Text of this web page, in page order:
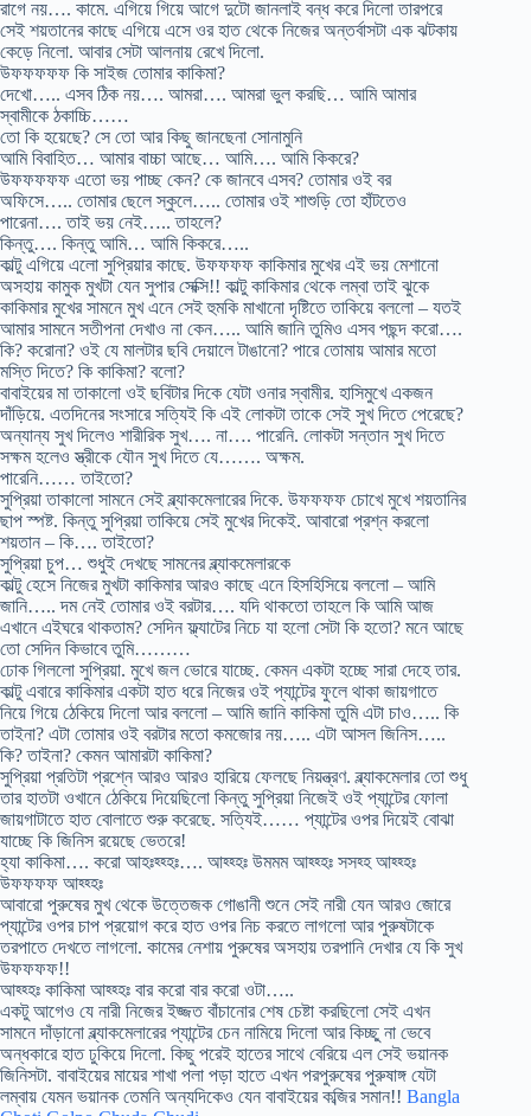
রাগে নয়…. কামে. এগিয়ে গিয়ে আগে দুটো জানলাই বন্ধ করে দিলো তারপরে
সেই শয়তানের কাছে এগিয়ে এসে ওর হাত থেকে নিজের অন্তর্বাসটা এক ঝটকায়
কেড়ে নিলো. আবার সেটা আলনায় রেখে দিলো.
উফফফফফ কি সাইজ তোমার কাকিমা?
দেখো….. এসব ঠিক নয়…. আমরা…. আমরা ভুল করছি… আমি আমার
স্বামীকে ঠকাচ্চি……
তো কি হয়েছে? সে তো আর কিছু জানছেনা সোনামুনি
আমি বিবাহিত… আমার বাচ্চা আছে… আমি…. আমি কিকরে?
উফফফফফ এতো ভয় পাচ্ছ কেন? কে জানবে এসব? তোমার ওই বর
অফিসে….. তোমার ছেলে স্কুলে….. তোমার ওই শাশুড়ি তো হাঁটতেও
পারেনা…. তাই ভয় নেই….. তাহলে?
কিন্তু…. কিন্তু আমি… আমি কিকরে…..
কাল্টু এগিয়ে এলো সুপ্রিয়ার কাছে. উফফফফ কাকিমার মুখের এই ভয় মেশানো
অসহায় কামুক মুখটা যেন সুপার সেক্সি!! কাল্টু কাকিমার থেকে লম্বা তাই ঝুকে
কাকিমার মুখের সামনে মুখ এনে সেই হুমকি মাখানো দৃষ্টিতে তাকিয়ে বললো – যতই
আমার সামনে সতীপনা দেখাও না কেন….. আমি জানি তুমিও এসব পছন্দ করো….
কি? করোনা? ওই যে মালটার ছবি দেয়ালে টাঙানো? পারে তোমায় আমার মতো
মস্তি দিতে? কি কাকিমা? বলো?
বাবাইয়ের মা তাকালো ওই ছবিটার দিকে যেটা ওনার স্বামীর. হাসিমুখে একজন
দাঁড়িয়ে. এতদিনের সংসারে সত্যিই কি এই লোকটা তাকে সেই সুখ দিতে পেরেছে?
অন্যান্য সুখ দিলেও শারীরিক সুখ…. না…. পারেনি. লোকটা সন্তান সুখ দিতে
সক্ষম হলেও স্ত্রীকে যৌন সুখ দিতে যে……. অক্ষম.
পারেনি…… তাইতো?
সুপ্রিয়া তাকালো সামনে সেই ব্ল্যাকমেলারের দিকে. উফফফফ চোখে মুখে শয়তানির
ছাপ স্পষ্ট. কিন্তু সুপ্রিয়া তাকিয়ে সেই মুখের দিকেই. আবারো প্রশ্ন করলো
শয়তান – কি…. তাইতো?
সুপ্রিয়া চুপ… শুধুই দেখছে সামনের ব্ল্যাকমেলারকে
কাল্টু হেসে নিজের মুখটা কাকিমার আরও কাছে এনে হিসহিসিয়ে বললো – আমি
জানি….. দম নেই তোমার ওই বরটার…. যদি থাকতো তাহলে কি আমি আজ
এখানে এইঘরে থাকতাম? সেদিন ফ্ল্যাটের নিচে যা হলো সেটা কি হতো? মনে আছে
তো সেদিন কিভাবে তুমি………
ঢোক গিললো সুপ্রিয়া. মুখে জল ভোরে যাচ্ছে. কেমন একটা হচ্ছে সারা দেহে তার.
কাল্টু এবারে কাকিমার একটা হাত ধরে নিজের ওই প্যান্টের ফুলে থাকা জায়গাতে
নিয়ে গিয়ে ঠেকিয়ে দিলো আর বললো – আমি জানি কাকিমা তুমি এটা চাও….. কি
তাইনা? এটা তোমার ওই বরটার মতো কমজোর নয়….. এটা আসল জিনিস…..
কি? তাইনা? কেমন আমারটা কাকিমা?
সুপ্রিয়া প্রতিটা প্রশ্নে আরও আরও হারিয়ে ফেলছে নিয়ন্ত্রণ. ব্ল্যাকমেলার তো শুধু
তার হাতটা ওখানে ঠেকিয়ে দিয়েছিলো কিন্তু সুপ্রিয়া নিজেই ওই প্যান্টের ফোলা
জায়গাটাতে হাত বোলাতে শুরু করেছে. সত্যিই…… প্যান্টের ওপর দিয়েই বোঝা
যাচ্ছে কি জিনিস রয়েছে ভেতরে!
হ্যা কাকিমা…. করো আহঃহ্হ্হঃ…. আহ্হ্হঃ উমমম আহ্হ্হঃ সসহ্হ আহ্হ্হঃ
উফফফফ আহ্হ্হঃ
আবারো পুরুষের মুখ থেকে উত্তেজক গোঙানী শুনে সেই নারী যেন আরও জোরে
প্যান্টের ওপর চাপ প্রয়োগ করে হাত ওপর নিচ করতে লাগলো আর পুরুষটাকে
তরপাতে দেখতে লাগলো. কামের নেশায় পুরুষের অসহায় তরপানি দেখার যে কি সুখ
উফফফফ!!
আহ্হ্হঃ কাকিমা আহ্হ্হঃ বার করো বার করো ওটা…..
একটু আগেও যে নারী নিজের ইজ্জত বাঁচানোর শেষ চেষ্টা করছিলো সেই এখন
সামনে দাঁড়ানো ব্ল্যাকমেলারের প্যান্টের চেন নামিয়ে দিলো আর কিচ্ছু না ভেবে
অন্ধকারে হাত ঢুকিয়ে দিলো. কিছু পরেই হাতের সাথে বেরিয়ে এল সেই ভয়ানক
জিনিসটা. বাবাইয়ের মায়ের শাখা পলা পড়া হাতে এখন পরপুরুষের পুরুষাঙ্গ যেটা
লম্বায় যেমন ভয়ানক তেমনি অন্যদিকেও যেন বাবাইয়ের কব্জির সমান!! Bangla